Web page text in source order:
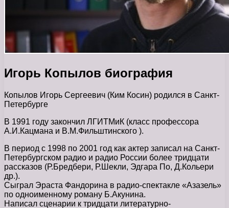
Игорь Копылов биография
Копылов Игорь Сергеевич (Ким Косин) родился в Санкт-
Петербурге
В 1991 году закончил ЛГИТМиК (класс профессора
А.И.Кацмана и В.М.Фильштинского ).
В период с 1998 по 2001 год как актер записал на Санкт-
Петербургском радио и радио России более тридцати
рассказов (Р.Бредбери, Р.Шекли, Эдгара По, Д.Кольери
др.).
Сыграл Эраста Фандорина в радио-спектакле «Азазель»
по одноименному роману Б.Акунина.
Написал сценарии к тридцати литературно-